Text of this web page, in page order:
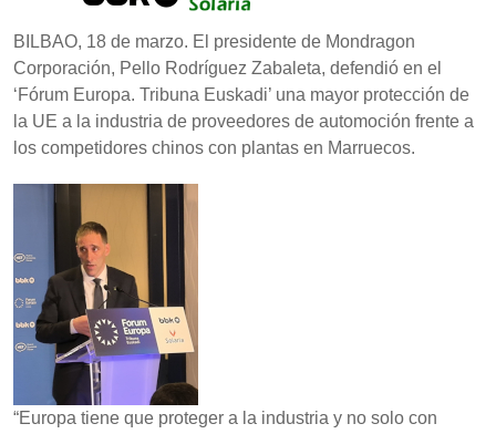
BILBAO, 18 de marzo. El presidente de Mondragon
Corporación, Pello Rodríguez Zabaleta, defendió en el
‘Fórum Europa. Tribuna Euskadi’ una mayor protección de
la UE a la industria de proveedores de automoción frente a
los competidores chinos con plantas en Marruecos.
“Europa tiene que proteger a la industria y no solo con